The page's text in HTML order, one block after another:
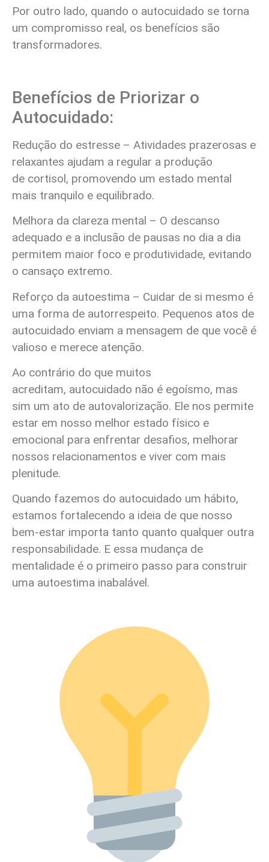
Por outro lado, quando o autocuidado se torna
um compromisso real, os benefícios são
transformadores.
Benefícios de Priorizar o
Autocuidado:
Redução do estresse – Atividades prazerosas e
relaxantes ajudam a regular a produção
de cortisol, promovendo um estado mental
mais tranquilo e equilibrado.
Melhora da clareza mental – O descanso
adequado e a inclusão de pausas no dia a dia
permitem maior foco e produtividade, evitando
o cansaço extremo.
Reforço da autoestima – Cuidar de si mesmo é
uma forma de autorrespeito. Pequenos atos de
autocuidado enviam a mensagem de que você é
valioso e merece atenção.
Ao contrário do que muitos
acreditam, autocuidado não é egoísmo, mas
sim um ato de autovalorização. Ele nos permite
estar em nosso melhor estado físico e
emocional para enfrentar desafios, melhorar
nossos relacionamentos e viver com mais
plenitude.
Quando fazemos do autocuidado um hábito,
estamos fortalecendo a ideia de que nosso
bem-estar importa tanto quanto qualquer outra
responsabilidade. E essa mudança de
mentalidade é o primeiro passo para construir
uma autoestima inabalável.